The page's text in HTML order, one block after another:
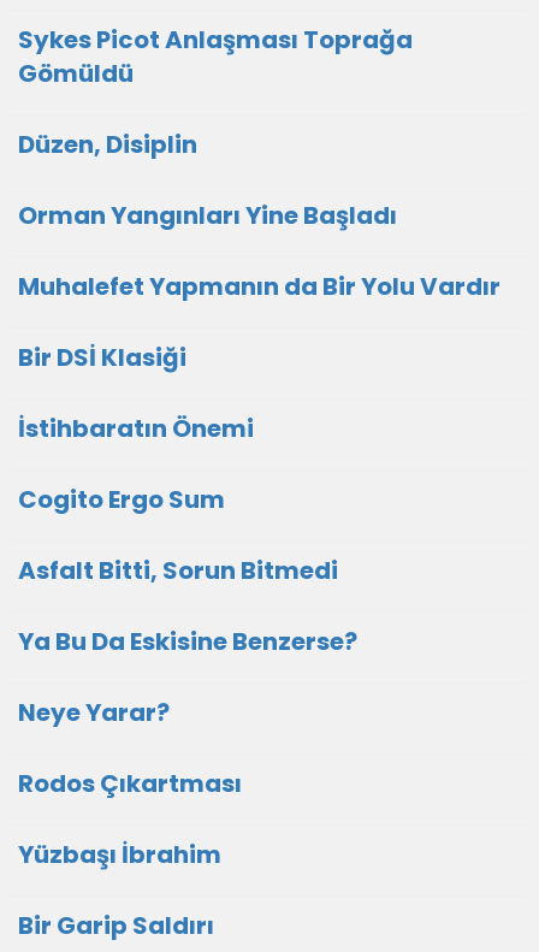
Sykes Picot Anlaşması Toprağa
Gömüldü
Düzen, Disiplin
Orman Yangınları Yine Başladı
Muhalefet Yapmanın da Bir Yolu Vardır
Bir DSİ Klasiği
İstihbaratın Önemi
Cogito Ergo Sum
Asfalt Bitti, Sorun Bitmedi
Ya Bu Da Eskisine Benzerse?
Neye Yarar?
Rodos Çıkartması
Yüzbaşı İbrahim
Bir Garip Saldırı